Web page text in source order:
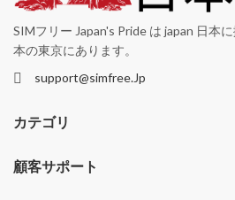
SIMフリー Japan's Pride は japan 日本
本の東京にあります。
support@simfree.Jp
カテゴリ
顧客サポート